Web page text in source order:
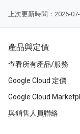
上次更新時間：2026-
產品與定價
查看所有產品/服務
Google Cloud 定價
Google Cloud
與銷售人員聯絡